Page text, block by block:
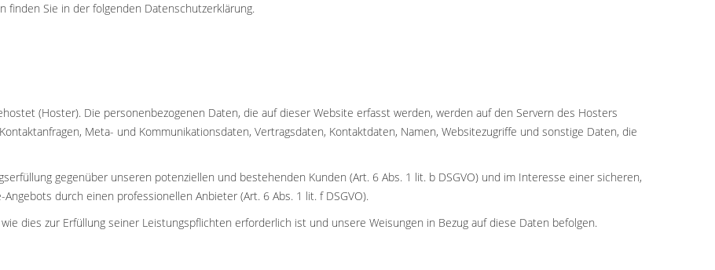
finden Sie in der folgenden Datenschutzerklärung.
(Hoster). Die personenbezogenen Daten, die auf dieser Website erfasst werden, werden auf den Servern des Hosters
Meta- und Kommunikationsdaten, Vertragsdaten, Kontaktdaten, Namen, Websitezugriffe und sonstige Daten, die
gegenüber unseren potenziellen und bestehenden Kunden (Art. 6 Abs. 1 lit. b DSGVO) und im Interesse einer sicheren,
durch einen professionellen Anbieter (Art. 6 Abs. 1 lit. f DSGVO).
dies zur Erfüllung seiner Leistungspflichten erforderlich ist und unsere Weisungen in Bezug auf diese Daten befolgen.